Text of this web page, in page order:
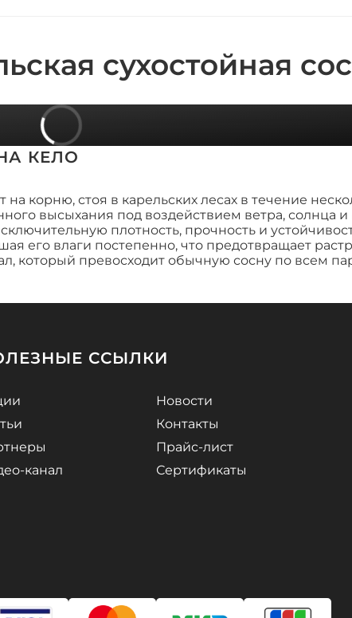
сухостойная
КЕЛО
на корню, стоя в карельских лесах в течение
высыхания под воздействием ветра, солнца и
плотность, прочность и
его влаги постепенно, что предотвращает
который превосходит обычную сосну по всем
ССЫЛКИ
Новости
Контакты
Прайс-лист
канал
Сертификаты